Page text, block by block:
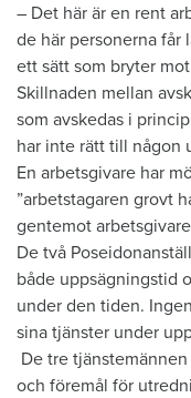
– Det här är en rent
de här personerna får
ett sätt som bryter
Skillnaden mellan
som avskedas i
har inte rätt till någon
En arbetsgivare har
”arbetstagaren grovt
gentemot
De två
både uppsägningstid
under den tiden.
sina tjänster under
De tre
och föremål för